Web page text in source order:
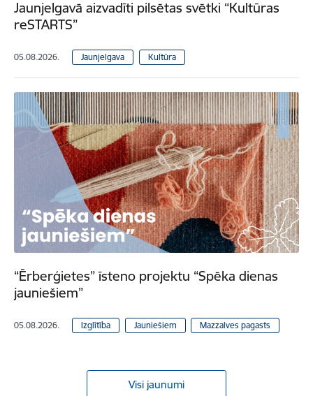
Jaunjelgavā aizvadīti pilsētas svētki “Kultūras
reSTARTS”
05.08.2026. Jaunjelgava Kultūra
“Ērberģietes” īsteno projektu “Spēka dienas
jauniešiem”
05.08.2026. Izglītība Jauniešiem Mazzalves pagasts
Visi jaunumi